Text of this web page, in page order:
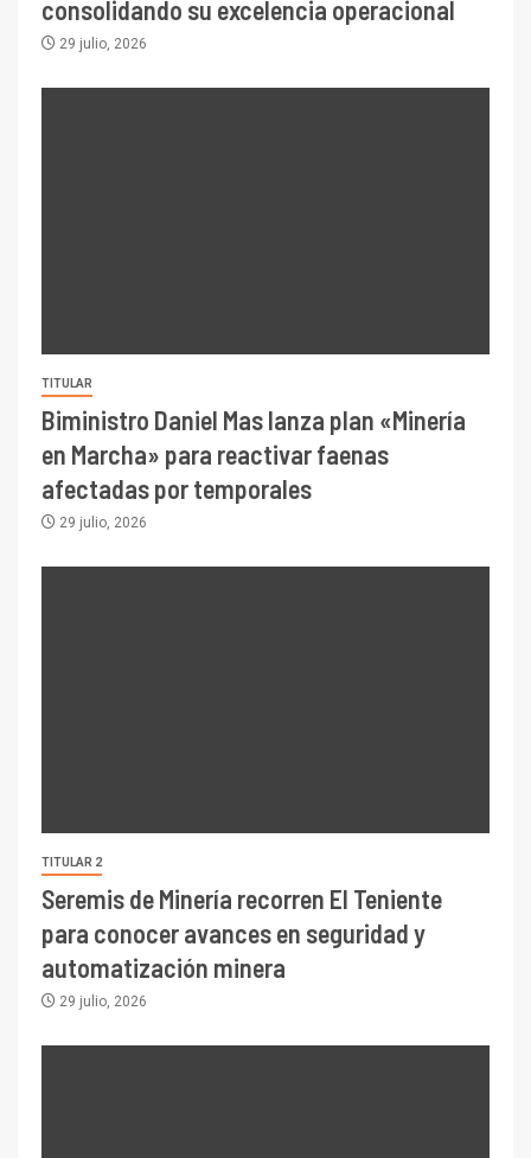
consolidando su excelencia operacional
29 julio, 2026
TITULAR
Biministro Daniel Mas lanza plan «Minería
en Marcha» para reactivar faenas
afectadas por temporales
29 julio, 2026
TITULAR 2
Seremis de Minería recorren El Teniente
para conocer avances en seguridad y
automatización minera
29 julio, 2026